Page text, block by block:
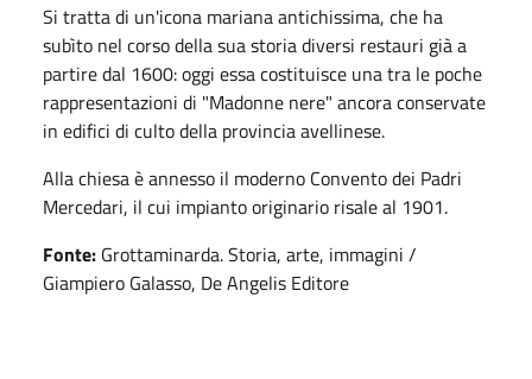
Si tratta di un'icona mariana antichissima, che ha
subìto nel corso della sua storia diversi restauri già a
partire dal 1600: oggi essa costituisce una tra le poche
rappresentazioni di "Madonne nere" ancora conservate
in edifici di culto della provincia avellinese.
Alla chiesa è annesso il moderno Convento dei Padri
Mercedari, il cui impianto originario risale al 1901.
Fonte: Grottaminarda. Storia, arte, immagini /
Giampiero Galasso, De Angelis Editore